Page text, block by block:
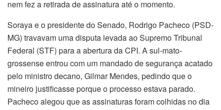
nem fez a retirada de assinatura até o momento.
Soraya e o presidente do Senado, Rodrigo Pacheco (PSD-
MG) travavam uma disputa levada ao Supremo Tribunal
Federal (STF) para a abertura da CPI. A sul-mato-
grossense entrou com um mandado de segurança acatado
pelo ministro decano, Gilmar Mendes, pedindo que o
mineiro justificasse porque o processo estava parado.
Pacheco alegou que as assinaturas foram colhidas no dia